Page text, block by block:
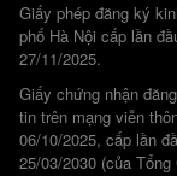
Giấy phép đăng ký
phố Hà Nội cấp lần
27/11/2025.
Giấy chứng nhận
tin trên mạng viễn
06/10/2025, cấp lần
25/03/2030 (của